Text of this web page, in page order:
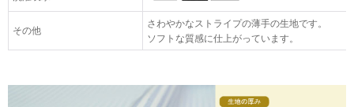
その他
さわやかなストライプの薄手の生地です。
ソフトな質感に仕上がっています。